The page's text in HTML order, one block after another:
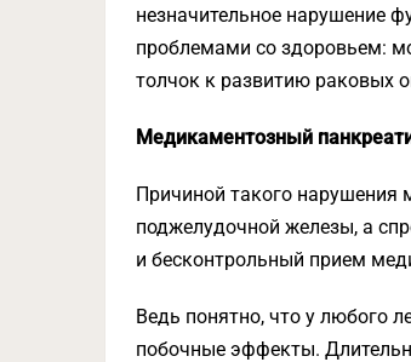
незначительное нарушение
проблемами со здоровьем:
толчок к развитию раковых
Медикаментозный
Причиной такого нарушения
поджелудочной железы, а
и бесконтрольный прием
Ведь понятно, что у любого
побочные эффекты.